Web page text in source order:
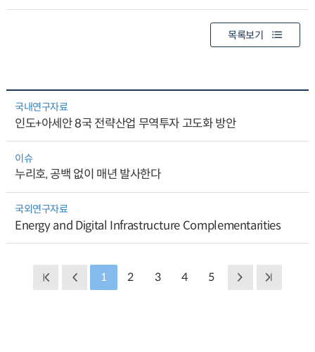
목록보기
국내연구자료
인도+아세안 8국 전략산업 무역투자 고도화 방안
이슈
누리호, 공백 없이 매년 발사한다
국외연구자료
Energy and Digital Infrastructure Complementarities
1 2 3 4 5